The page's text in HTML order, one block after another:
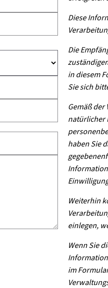
Diese
Die
in diesem
Sie sich
Gemäß der
natürlicher
haben Sie
Weiterhin
einlegen,
Wenn Sie
im